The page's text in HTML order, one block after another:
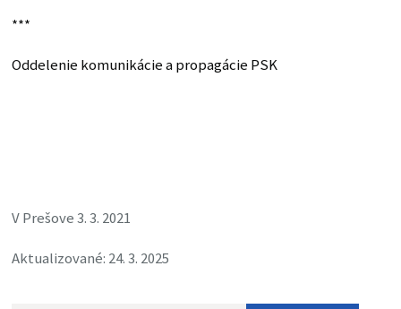
***
Oddelenie komunikácie a propagácie PSK
V Prešove 3. 3. 2021
Aktualizované: 24. 3. 2025